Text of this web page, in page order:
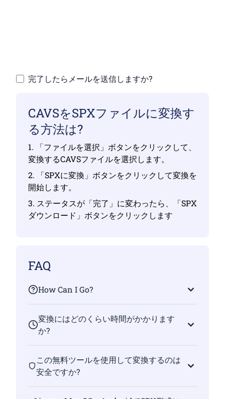
完了したらメールを送信しますか?
CAVSをSPXファイルに変換す
る方法は?
1. 「ファイルを選択」ボタンをクリックして、
変換するCAVSファイルを選択します。
2. 「SPXに変換」ボタンをクリックして変換を
開始します。
3. ステータスが「完了」に変わったら、「SPX
ダウンロード」ボタンをクリックします
FAQ
How Can I Go?
変換にはどのくらい時間がかかります
か?
この無料ツールを使用して変換するのは
安全ですか?